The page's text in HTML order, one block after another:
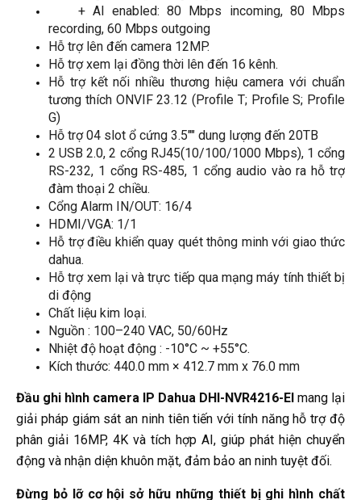
+ AI enabled: 80 Mbps incoming, 80 Mbps
recording, 60 Mbps outgoing
Hỗ trợ lên đến camera 12MP.
Hỗ trợ xem lại đồng thời lên đến 16 kênh.
Hỗ trợ kết nối nhiều thương hiệu camera với chuẩn
tương thích ONVIF 23.12 (Profile T; Profile S; Profile
G)
Hỗ trợ 04 slot ổ cứng 3.5"" dung lượng đến 20TB
2 USB 2.0, 2 cổng RJ45(10/100/1000 Mbps), 1 cổng
RS-232, 1 cổng RS-485, 1 cổng audio vào ra hỗ trợ
đàm thoại 2 chiều.
Cổng Alarm IN/OUT: 16/4
HDMI/VGA: 1/1
Hỗ trợ điều khiển quay quét thông minh với giao thức
dahua.
Hỗ trợ xem lại và trực tiếp qua mạng máy tính thiết bị
di động
Chất liệu kim loại.
Nguồn : 100–240 VAC, 50/60Hz
Nhiệt độ hoạt động : -10°C ~ +55°C.
Kích thước: 440.0 mm × 412.7 mm x 76.0 mm
Đầu ghi hình camera IP Dahua DHI-NVR4216-EI mang lại
giải pháp giám sát an ninh tiên tiến với tính năng hỗ trợ độ
phân giải 16MP, 4K và tích hợp AI, giúp phát hiện chuyển
động và nhận diện khuôn mặt, đảm bảo an ninh tuyệt đối.
Đừng bỏ lỡ cơ hội sở hữu những thiết bị ghi hình chất